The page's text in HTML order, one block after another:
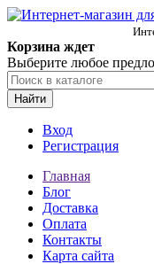
Корзина ждет
Выберите любое
Найти
Вход
Регистрация
Главная
Блог
Доставка
Оплата
Контакты
Карта сайта